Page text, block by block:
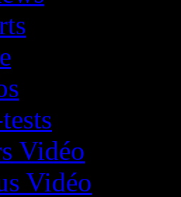
Vidéo
Vidéo